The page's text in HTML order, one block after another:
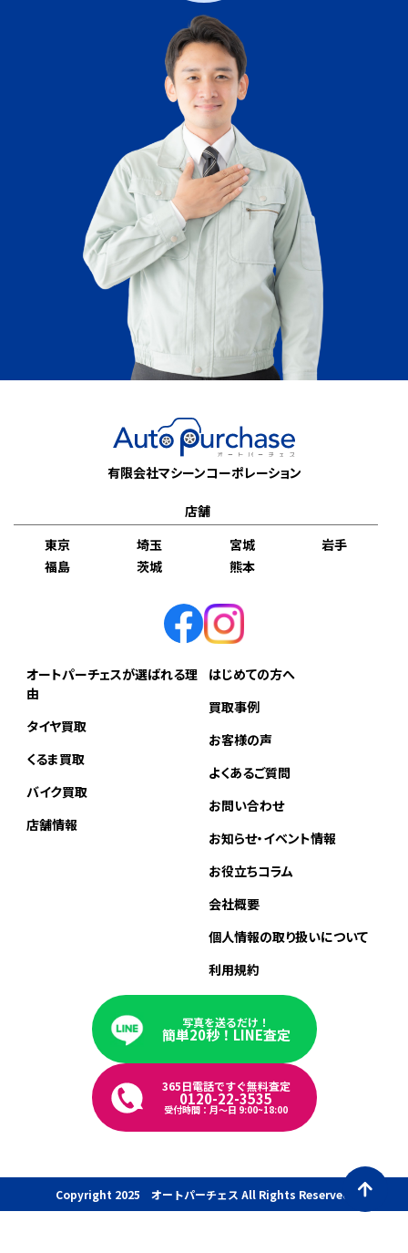
有限会社マシーンコーポレーション
店舗
東京
埼玉 宮城
岩手
福島
茨城 熊本
オートパーチェスが選ばれる理
由
タイヤ買取
くるま買取
バイク買取
店舗情報
はじめての方へ
買取事例
お客様の声
よくあるご質問
お問い合わせ
お知らせ・イベント情報
お役立ちコラム
会社概要
個人情報の取り扱いについて
利用規約
写真を送るだけ！
簡単20秒！LINE査定
365日電話ですぐ無料査定
0120-22-3535
受付時間：月〜日 9:00~18:00
Copyright 2025 オートパーチェス All Rights Reserved.